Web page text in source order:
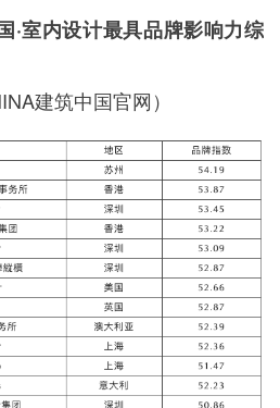
·室内设计最具品牌影响力综
建筑中国官网）